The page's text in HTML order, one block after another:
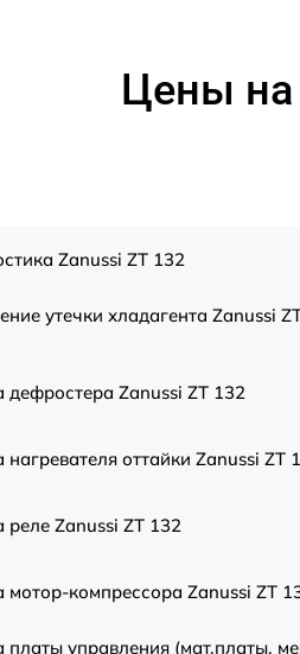
Цены на
Zanussi ZT 132
утечки хладагента Zanussi
дефростера Zanussi ZT 132
нагревателя оттайки Zanussi ZT
реле Zanussi ZT 132
мотор-компрессора Zanussi ZT
платы управления (мат.платы,